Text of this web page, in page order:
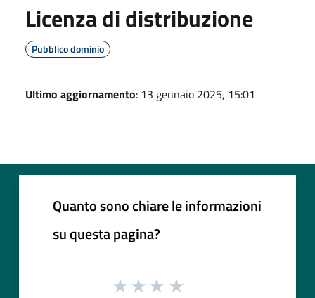
Licenza di distribuzione
Pubblico dominio
Ultimo aggiornamento: 13 gennaio 2025, 15:01
Quanto sono chiare le informazioni
su questa pagina?